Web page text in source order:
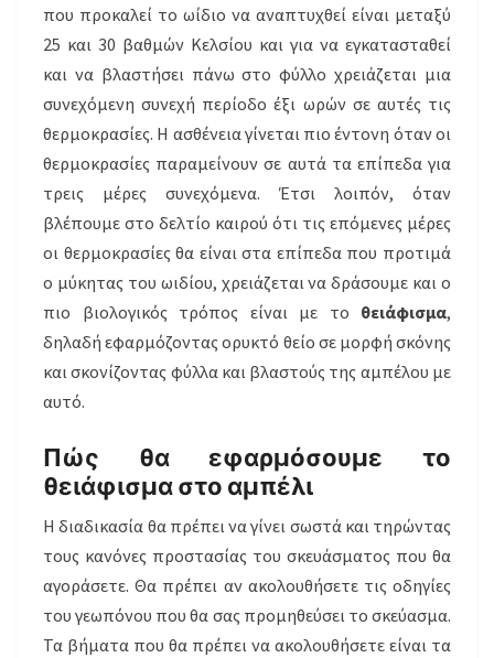
που προκαλεί το ωίδιο να αναπτυχθεί είναι μεταξύ
25 και 30 βαθμών Κελσίου και για να εγκατασταθεί
και να βλαστήσει πάνω στο φύλλο χρειάζεται μια
συνεχόμενη συνεχή περίοδο έξι ωρών σε αυτές τις
θερμοκρασίες. Η ασθένεια γίνεται πιο έντονη όταν οι
θερμοκρασίες παραμείνουν σε αυτά τα επίπεδα για
τρεις μέρες συνεχόμενα. Έτσι λοιπόν, όταν
βλέπουμε στο δελτίο καιρού ότι τις επόμενες μέρες
οι θερμοκρασίες θα είναι στα επίπεδα που προτιμά
ο μύκητας του ωιδίου, χρειάζεται να δράσουμε και ο
πιο βιολογικός τρόπος είναι με το θειάφισμα,
δηλαδή εφαρμόζοντας ορυκτό θείο σε μορφή σκόνης
και σκονίζοντας φύλλα και βλαστούς της αμπέλου με
αυτό.
Πώς θα εφαρμόσουμε το
θειάφισμα στο αμπέλι
Η διαδικασία θα πρέπει να γίνει σωστά και τηρώντας
τους κανόνες προστασίας του σκευάσματος που θα
αγοράσετε. Θα πρέπει αν ακολουθήσετε τις οδηγίες
του γεωπόνου που θα σας προμηθεύσει το σκεύασμα.
Τα βήματα που θα πρέπει να ακολουθήσετε είναι τα